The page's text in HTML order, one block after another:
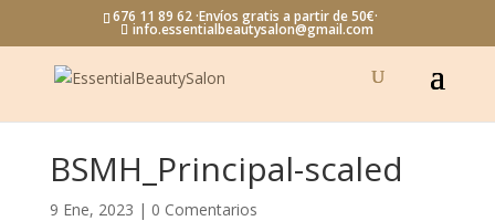
676 11 89 62 ·Envíos gratis a partir de 50€·
info.essentialbeautysalon@gmail.com
BSMH_Principal-scaled
9 Ene, 2023 | 0 Comentarios